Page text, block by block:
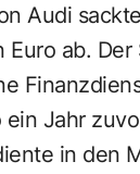
Audi
ab.
ein Jahr
in den